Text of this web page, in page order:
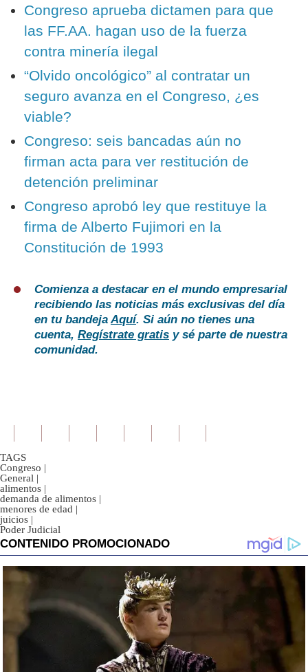
Congreso aprueba dictamen para que
las FF.AA. hagan uso de la fuerza
contra minería ilegal
“Olvido oncológico” al contratar un
seguro avanza en el Congreso, ¿es
viable?
Congreso: seis bancadas aún no
firman acta para ver restitución de
detención preliminar
Congreso aprobó ley que restituye la
firma de Alberto Fujimori en la
Constitución de 1993
Comienza a destacar en el mundo empresarial
recibiendo las noticias más exclusivas del día
en tu bandejaAquí. Si aún no tienes una
cuenta, Regístrate gratis y sé parte de nuestra
comunidad.
TAGS
Congreso |
General |
alimentos |
demanda de alimentos |
menores de edad |
juicios |
Poder Judicial